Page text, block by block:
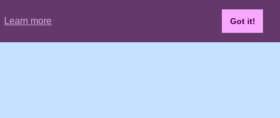
Learn more Got it!